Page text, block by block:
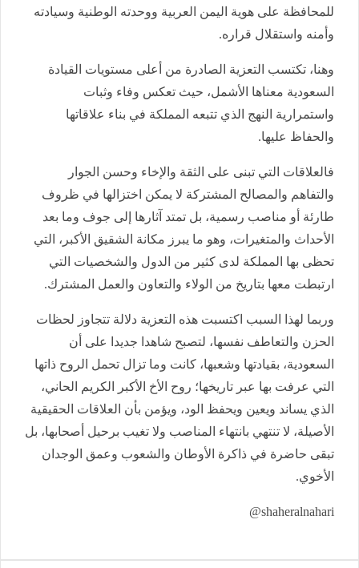
للمحافظة على هوية اليمن العربية ووحدته الوطنية وسيادته
وأمنه واستقلال قراره.
وهنا، تكتسب التعزية الصادرة من أعلى مستويات القيادة
السعودية معناها الأشمل، حيث تعكس وفاء وثبات
واستمرارية النهج الذي تتبعه المملكة في بناء علاقاتها
والحفاظ عليها.
فالعلاقات التي تبنى على الثقة والإخاء وحسن الجوار
والتفاهم والمصالح المشتركة لا يمكن اختزالها في ظروف
طارئة أو مناصب رسمية، بل تمتد آثارها إلى جوف وما بعد
الأحداث والمتغيرات، وهو ما يبرز مكانة الشقيق الأكبر، التي
تحظى بها المملكة لدى كثير من الدول والشخصيات التي
ارتبطت معها بتاريخ من الولاء والتعاون والعمل المشترك.
وربما لهذا السبب اكتسبت هذه التعزية دلالة تتجاوز لحظات
الحزن والتعاطف نفسها، لتصبح شاهدا جديدا على أن
السعودية، بقيادتها وشعبها، كانت وما تزال تحمل الروح ذاتها
التي عرفت بها عبر تاريخها؛ روح الأخ الأكبر الكريم الحاني،
الذي يساند ويعين ويحفظ الود، ويؤمن بأن العلاقات الحقيقية
الأصيلة، لا تنتهي بانتهاء المناصب ولا تغيب برحيل أصحابها، بل
تبقى حاضرة في ذاكرة الأوطان والشعوب وعمق الوجدان
الأخوي.
shaheralnahari@